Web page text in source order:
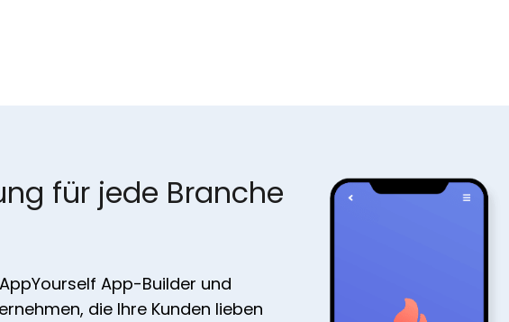
für jede Branche
App-Builder und
die Ihre Kunden lieben